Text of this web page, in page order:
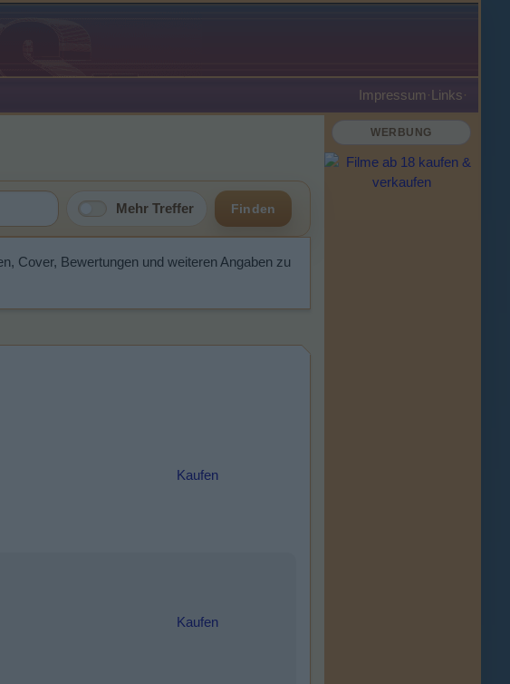
Impressum ·Links·
Mehr Treffer Finden
Cover, Bewertungen und weiteren Angaben zu
Kaufen
Kaufen
WERBUNG